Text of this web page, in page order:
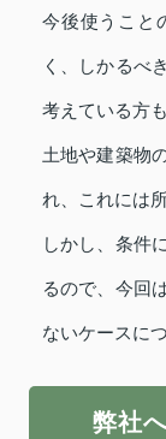
今後使うこと
く、しかるべ
考えている方
土地や建築物
れ、これには
しかし、条件
るので、今回
ないケースに
弊社